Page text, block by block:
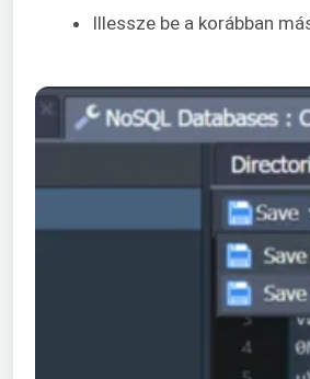
Illessze be a korábban